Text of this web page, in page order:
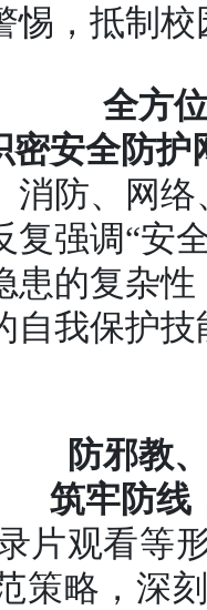
，抵制校
全方
密安全防护
消防、网
强调“安
患的复杂
自我保护
防邪教
筑牢防线
片观看等
策略，深